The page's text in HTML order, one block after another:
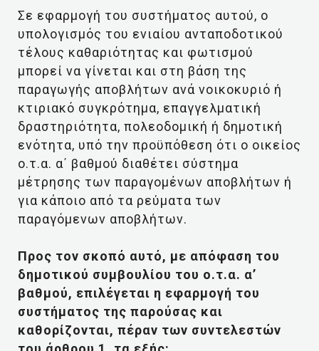
Σε εφαρμογή του συστήματος αυτού, ο
υπολογισμός του ενιαίου ανταποδοτικού
τέλους καθαριότητας και φωτισμού
μπορεί να γίνεται και στη βάση της
παραγωγής αποβλήτων ανά νοικοκυριό ή
κτιριακό συγκρότημα, επαγγελματική
δραστηριότητα, πολεοδομική ή δημοτική
ενότητα, υπό την προϋπόθεση ότι ο οικείος
ο.τ.α. α΄ βαθμού διαθέτει σύστημα
μέτρησης των παραγομένων αποβλήτων ή
για κάποιο από τα ρεύματα των
παραγόμενων αποβλήτων.
Προς τον σκοπό αυτό, με απόφαση του
δημοτικού συμβουλίου του ο.τ.α. α’
βαθμού, επιλέγεται η εφαρμογή του
συστήματος της παρούσας και
καθορίζονται, πέραν των συντελεστών